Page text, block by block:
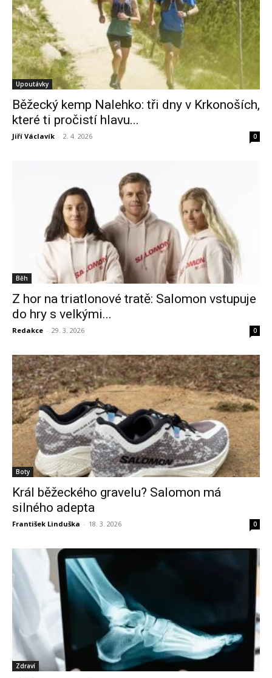
Upoutávky
Běžecký kemp Nalehko: tři dny v Krkonoších,
které ti pročistí hlavu...
Jiří Václavík - 2. 4. 2026 0
Běh
Z hor na triatlonové tratě: Salomon vstupuje
do hry s velkými...
Redakce - 29. 3. 2026 0
Boty
Král běžeckého gravelu? Salomon má
silného adepta
František Linduška - 18. 3. 2026 0
Zdraví